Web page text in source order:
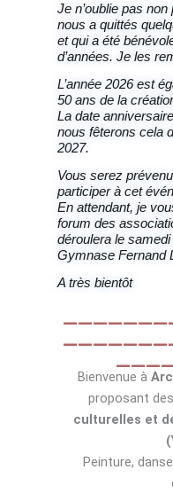
Je n’oublie pas
nous a quittés
et qui a été
d’années. Je les
L’année 2026 est
50 ans de la
La date
nous fêterons cela
2027.
Vous serez
participer à cet
En attendant, je
forum des
déroulera le
Gymnase Fernand
A très bientôt
Bienvenue à
proposant des
culturelles et
Peinture,